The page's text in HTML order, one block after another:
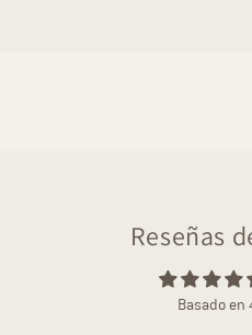
Reseñas
Basado en